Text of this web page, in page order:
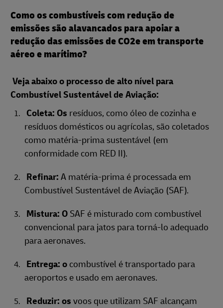
Como os combustíveis com redução de
emissões são alavancados para apoiar a
redução das emissões de CO2e em transporte
aéreo e marítimo?
Veja abaixo o processo de alto nível para
Combustível Sustentável de Aviação:
Coleta: Os resíduos, como óleo de cozinha e
resíduos domésticos ou agrícolas, são coletados
como matéria-prima sustentável (em
conformidade com RED II).
Refinar: A matéria-prima é processada em
Combustível Sustentável de Aviação (SAF).
Mistura: O SAF é misturado com combustível
convencional para jatos para torná-lo adequado
para aeronaves.
Entrega: o combustível é transportado para
aeroportos e usado em aeronaves.
Reduzir: os voos que utilizam SAF alcançam